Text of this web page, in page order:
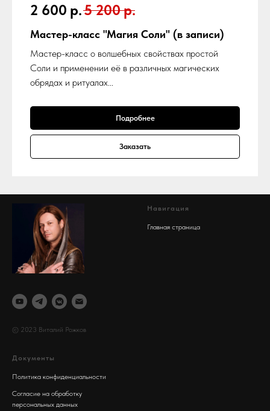
2 600 р.5 200р.
Мастер-класс "Магия Соли" (в записи)
Мастер-класс о волшебных свойствах простой
Соли и применении её в различных магических
обрядах и ритуалах...
Подробнее
Заказать
© 2023 Виталий Рожков
Навигация
Главная страница
Документы
Политика конфиденциальности
Согласие на обработку
персональных данных